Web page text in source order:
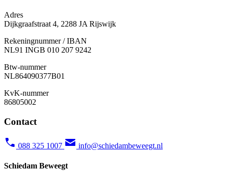
Adres
Dijkgraafstraat 4, 2288 JA Rijswijk
Rekeningnummer / IBAN
NL91 INGB 010 207 9242
Btw-nummer
NL864090377B01
KvK-nummer
86805002
Contact
088 325 1007 info@schiedambeweegt.nl
Schiedam Beweegt